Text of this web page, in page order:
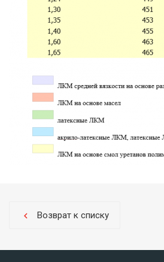
chevron_left Возврат к списку